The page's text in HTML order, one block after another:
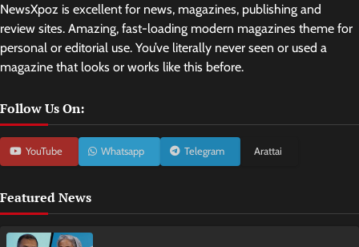
NewsXpoz is excellent for news, magazines, publishing and
review sites. Amazing, fast-loading modern magazines theme for
personal or editorial use. You’ve literally never seen or used a
magazine that looks or works like this before.
Follow Us On:
YouTube Whatsapp Telegram Arattai
Featured News